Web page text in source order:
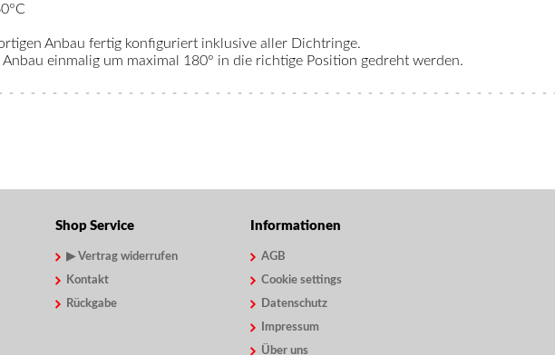
Anbau fertig konfiguriert inklusive aller Dichtringe.
einmalig um maximal 180° in die richtige Position gedreht werden.
Shop Service
▶ Vertrag widerrufen
Kontakt
Rückgabe
Informationen
AGB
Cookie settings
Datenschutz
Impressum
Über uns